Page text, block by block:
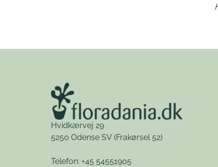
Hvidkærvej 29
5250 Odense SV (Frakørsel 52)
Telefon: +45 54551905